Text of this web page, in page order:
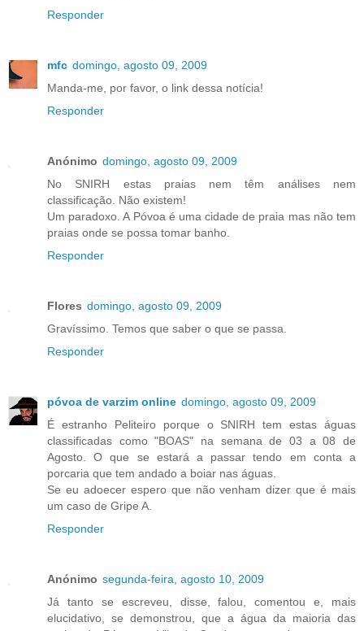
Responder
mfc domingo, agosto 09, 2009
Manda-me, por favor, o link dessa notícia!
Responder
Anónimo domingo, agosto 09, 2009
No SNIRH estas praias nem têm análises nem
classificação. Não existem!
Um paradoxo. A Póvoa é uma cidade de praia mas não tem
praias onde se possa tomar banho.
Responder
Flores domingo, agosto 09, 2009
Gravíssimo. Temos que saber o que se passa.
Responder
póvoa de varzim online domingo, agosto 09, 2009
É estranho Peliteiro porque o SNIRH tem estas águas
classificadas como "BOAS" na semana de 03 a 08 de
Agosto. O que se estará a passar tendo em conta a
porcaria que tem andado a boiar nas águas.
Se eu adoecer espero que não venham dizer que é mais
um caso de Gripe A.
Responder
Anónimo segunda-feira, agosto 10, 2009
Já tanto se escreveu, disse, falou, comentou e, mais
elucidativo, se demonstrou, que a água da maioria das